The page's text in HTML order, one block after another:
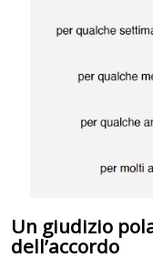
Un giudizio
dell’accordo